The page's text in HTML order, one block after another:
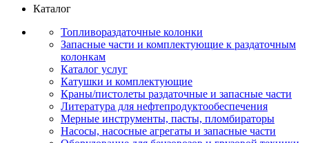
Каталог
Топливораздаточные колонки
Запасные части и комплектующие к раздаточным
колонкам
Каталог услуг
Катушки и комплектующие
Краны/пистолеты раздаточные и запасные части
Литература для нефтепродуктообеспечения
Мерные инструменты, пасты, пломбираторы
Насосы, насосные агрегаты и запасные части